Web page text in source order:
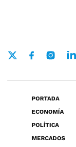
PORTADA
ECONOMÍA
POLÍTICA
MERCADOS